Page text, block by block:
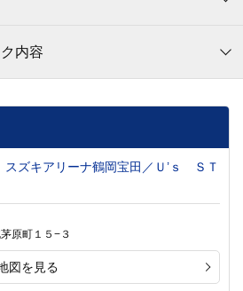
内容
ズキアリーナ鶴岡宝田／Ｕ’ｓ ＳＴ
原町１５−３
図を見る